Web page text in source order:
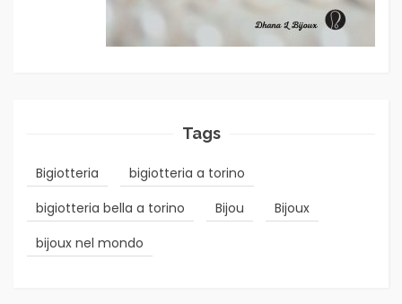
Tags
Bigiotteria
bigiotteria a torino
bigiotteria bella a torino
Bijou
Bijoux
bijoux nel mondo